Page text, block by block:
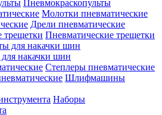
Пневмокраскопульты
Молотки пневматические
Дрели пневматические
Пневматические трещетки
накачки шин
Степлеры пневматические
Шлифмашины
Наборы